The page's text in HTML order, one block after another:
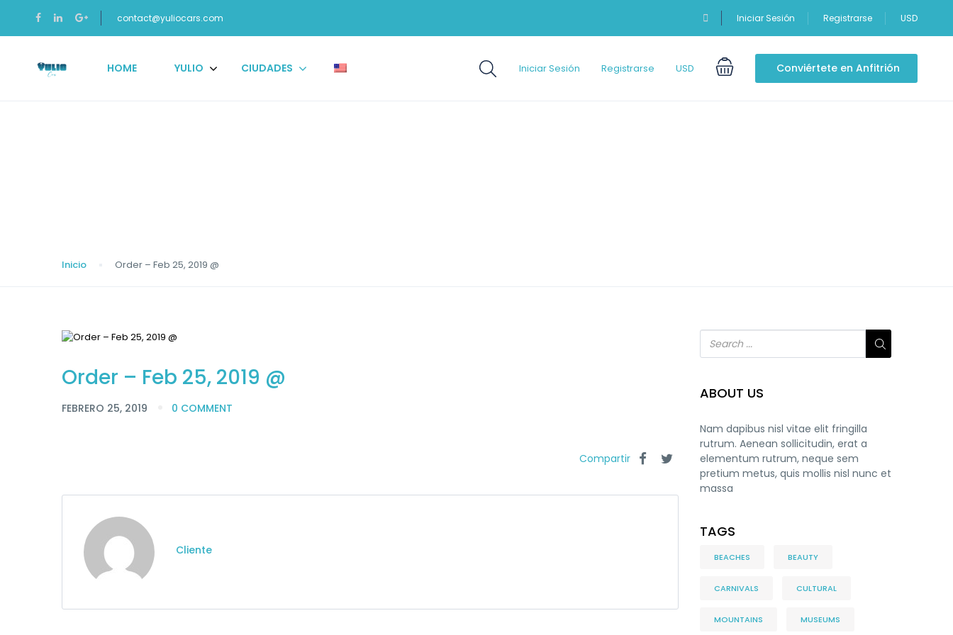
contact@yuliocars.com Iniciar Sesión Registrarse USD
HOME YULIO CIUDADES Iniciar Sesión Registrarse USD Conviértete en Anfitrión
Inicio Order – Feb 25, 2019 @
Order – Feb 25, 2019 @
FEBRERO 25, 2019 0 COMMENT
Compartir
Cliente
ABOUT US
Nam dapibus nisl vitae elit fringilla
rutrum. Aenean sollicitudin, erat a
elementum rutrum, neque sem
pretium metus, quis mollis nisl nunc et
massa
TAGS
BEACHES BEAUTY
CARNIVALS CULTURAL
MOUNTAINS MUSEUMS